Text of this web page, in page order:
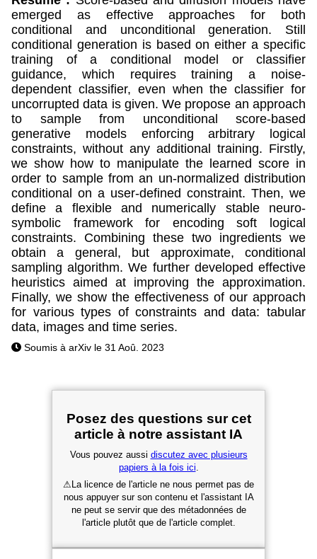
emerged as effective approaches for both
conditional and unconditional generation. Still
conditional generation is based on either a specific
training of a conditional model or classifier
guidance, which requires training a noise-
dependent classifier, even when the classifier for
uncorrupted data is given. We propose an approach
to sample from unconditional score-based
generative models enforcing arbitrary logical
constraints, without any additional training. Firstly,
we show how to manipulate the learned score in
order to sample from an un-normalized distribution
conditional on a user-defined constraint. Then, we
define a flexible and numerically stable neuro-
symbolic framework for encoding soft logical
constraints. Combining these two ingredients we
obtain a general, but approximate, conditional
sampling algorithm. We further developed effective
heuristics aimed at improving the approximation.
Finally, we show the effectiveness of our approach
for various types of constraints and data: tabular
data, images and time series.
Soumis à arXiv le 31 Aoû. 2023
Posez des questions sur cet
article à notre assistant IA
Vous pouvez aussi discutez avec plusieurs
papiers à la fois ici.
⚠ La licence de l'article ne nous permet pas de
nous appuyer sur son contenu et l'assistant IA
ne peut se servir que des métadonnées de
l'article plutôt que de l'article complet.